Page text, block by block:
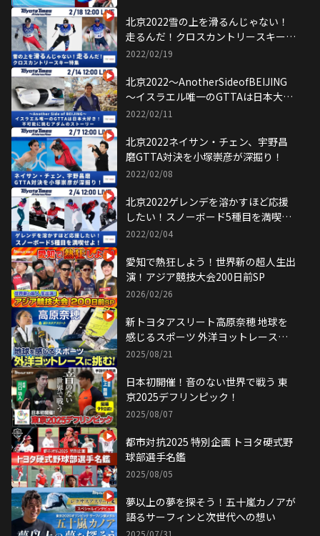
北京2022雪の上を滑るんじゃない！
走るんだ！クロスカントリースキー特
集
2022/02/19
北京2022～AnotherSideofBEIJING
～イスラエル唯一のGTTAは日本大好
き！不可能に挑むアダムのストーリー
2022/02/11
北京2022ネイサン・チェン、宇野昌
磨GTTA対決を小塚崇彦が深掘り！
2022/02/08
北京2022ゲレンデを溶かすほど応援
したい！スノーボード5種目を満喫せ
よ！
2022/02/04
愛知で熱狂しよう！世界新の超人生出
演！アジア競技大会200日前SP
2026/02/26
新トヨタアスリート高原奈穂 地球を
感じるスポーツ 外洋ヨットレースに
挑む
2025/08/21
日本初開催！音のない世界で戦う 東
京2025デフリンピック！
2025/08/07
都市対抗2025 特別企画 トヨタ硬式野
球部選手名鑑
2025/08/05
夢以上の夢を探そう！五十嵐カノアが
語るサーフィンと次世代への想い
2025/07/31